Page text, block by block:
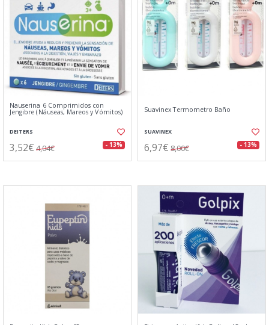
Nauserina 6 Comprimidos con
Jengibre (Náuseas, Mareos y Vómitos)
DEITERS
3,52€ 4,04€ - 13%
Suavinex Termometro Baño
SUAVINEX
6,97€ 8,00€ - 13%